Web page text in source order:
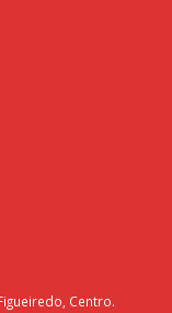
Centro.